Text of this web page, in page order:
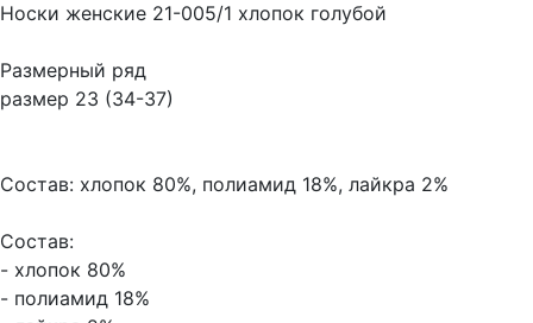
Носки женские 21-005/1 хлопок голубой
Размерный ряд
размер 23 (34-37)
Состав: хлопок 80%, полиамид 18%, лайкра 2%
Состав:
- хлопок 80%
- полиамид 18%